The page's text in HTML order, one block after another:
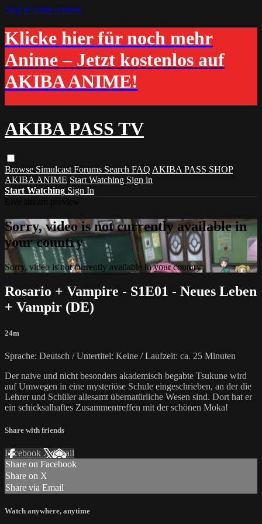
Skip to main content
Klicke hier für noch mehr
Anime – Jetzt kostenlos auf
AKIBA ANIME!
AKIBA PASS TV
Browse Simulcast Forums Search FAQ AKIBA PASS SHOP
AKIBA ANIME Start Watching Sign in
Start Watching Sign In
Sorry, video is not currently available in
your country
Sorry, video is not currently available in your country
Rosario + Vampire - S1E01 - Neues Leben
+ Vampir (DE)
24m
Sprache: Deutsch / Untertitel: Keine / Laufzeit: ca. 25 Minuten
Der naive und nicht besonders akademisch begabte Tsukune wird
auf Umwegen in eine mysteriöse Schule eingeschrieben, an der die
Lehrer und Schüler allesamt übernatürliche Wesen sind. Dort hat er
ein schicksalhaftes Zusammentreffen mit der schönen Moka!
Share with friends
Facebook XEmail
Share on Facebook
Share on X
Share via Email
Watch anywhere, anytime